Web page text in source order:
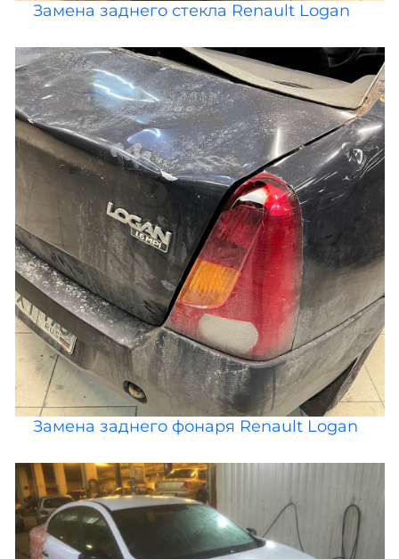
Замена заднего стекла Renault Logan
Замена заднего фонаря Renault Logan